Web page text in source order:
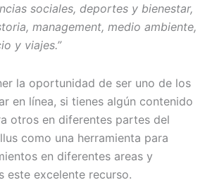
sociales, deportes y bienestar,
management, medio ambiente,
y viajes.”
la oportunidad de ser uno de los
en línea, si tienes algún contenido
otros en diferentes partes del
como una herramienta para
en diferentes areas y
este excelente recurso.